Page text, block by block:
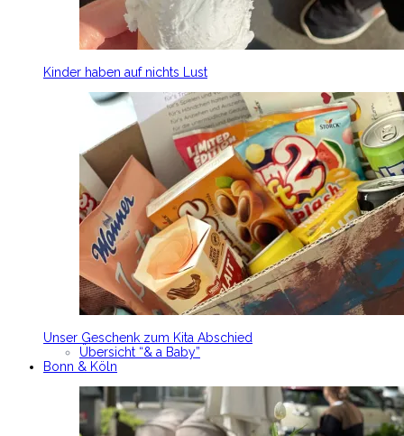
Kinder haben auf nichts Lust
Unser Geschenk zum Kita Abschied
Übersicht “& a Baby”
Bonn & Köln